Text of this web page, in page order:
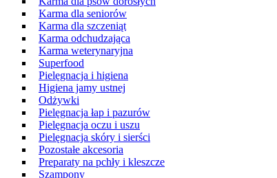
Karma dla seniorów
Karma dla szczeniąt
Karma odchudzająca
Karma weterynaryjna
Superfood
Pielęgnacja i higiena
Higiena jamy ustnej
Odżywki
Pielęgnacja łap i pazurów
Pielęgnacja oczu i uszu
Pielęgnacja skóry i sierści
Pozostałe akcesoria
Preparaty na pchły i kleszcze
Szampony